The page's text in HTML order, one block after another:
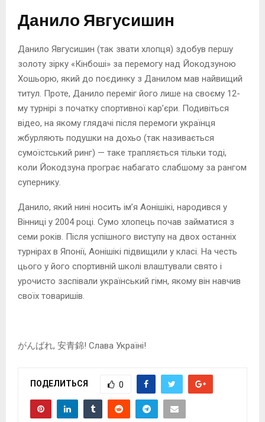
Данило Явгусишин
Данило Явгусишин (так звати хлопця) здобув першу
золоту зірку «Кінбоші» за перемогу над Йокодзуною
Хошьорю, який до поєдинку з Данилом мав найвищий
титул. Проте, Данило переміг його лише на своєму 12-
му турнірі з початку спортивної кар’єри. Подивіться
відео, на якому глядачі після перемоги українця
жбурляють подушки на дохьо (так називається
сумоїстський ринг) — таке трапляється тільки тоді,
коли Йокодзуна програє набагато слабшому за рангом
супернику.
Данило, який нині носить ім’я Аонішікі, народився у
Вінниці у 2004 році. Сумо хлопець почав займатися з
семи років. Після успішного виступу на двох останніх
турнірах в Японії, Аонішікі підвищили у класі. На честь
цього у його спортивній школі влаштували свято і
урочисто заспівали український гімн, якому він навчив
своїх товаришів.
がんばれ, 安青錦! Слава Україні!
ПОДЕЛИТЬСЯ 0